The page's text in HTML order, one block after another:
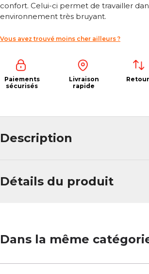
confort. Celui-ci permet de travailler
environnement très bruyant.
Vous avez trouvé moins cher ailleurs ?
Paiements
sécurisés
Livraison
rapide
Description
Détails du produit
Dans la même